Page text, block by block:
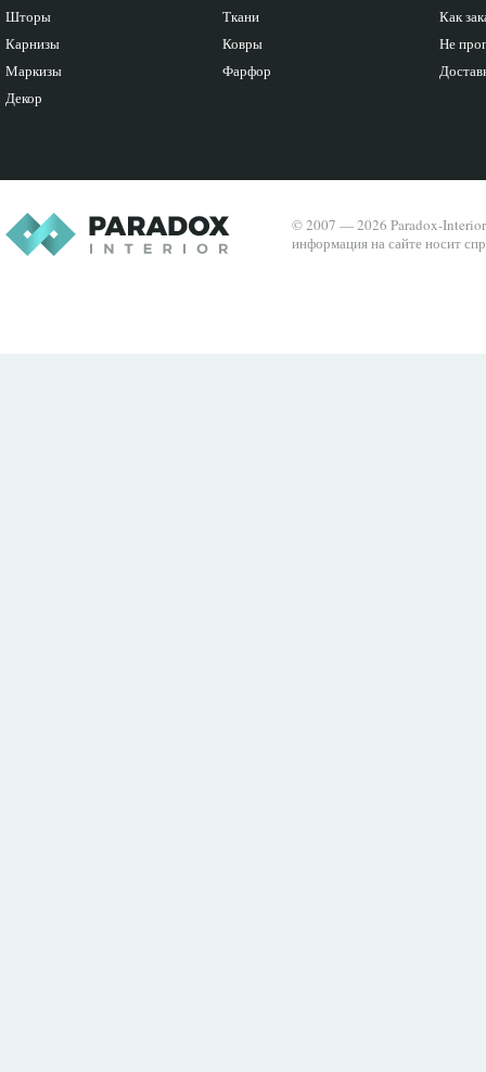
Шторы
Карнизы
Маркизы
Декор
Ткани
Ковры
Фарфор
Как
Не
© 2007 — 2026 Paradox-
информация на сайте носит